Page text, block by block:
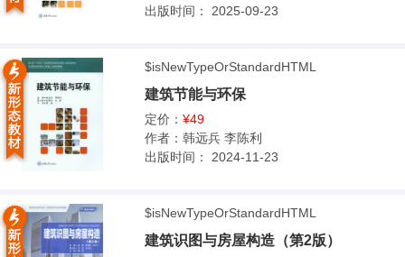
出版时间：
2025-09-23
$isNewTypeOrStandardHTML
建筑节能与环保
定价： ¥49
作者： 韩远兵 李陈利
出版时间：
2024-11-23
$isNewTypeOrStandardHTML
建筑识图与房屋构造（第2版）